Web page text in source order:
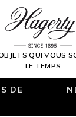
QUI VOUS
LE TEMPS
DE